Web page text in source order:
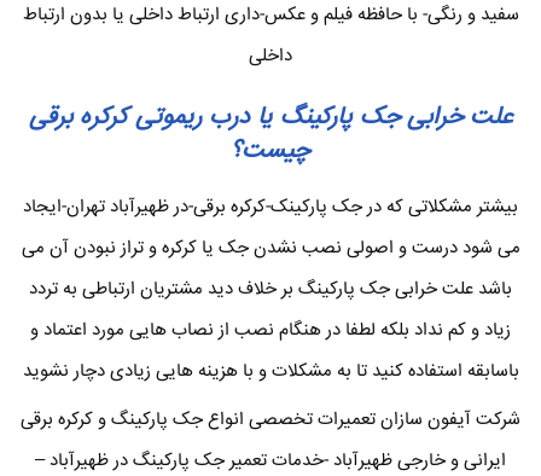
سفید و رنگی- با حافظه فیلم و عکس-داری ارتباط داخلی یا بدون ارتباط
داخلی
علت خرابی جک پارکینگ یا درب ریموتی کرکره برقی
چیست؟
بیشتر مشکلاتی که در جک پارکینک-کرکره برقی-در ظهیرآباد تهران-ایجاد
می شود درست و اصولی نصب نشدن جک یا کرکره و تراز نبودن آن می
باشد علت خرابی جک پارکینگ بر خلاف دید مشتریان ارتباطی به تردد
زیاد و کم نداد بلکه لطفا در هنگام نصب از نصاب هایی مورد اعتماد و
باسابقه استفاده کنید تا به مشکلات و با هزینه هایی زیادی دچار نشوید
شرکت آیفون سازان تعمیرات تخصصی انواع جک پارکینگ و کرکره برقی
ایرانی و خارجی ظهیرآباد -خدمات تعمیر جک پارکینگ در ظهیرآباد –